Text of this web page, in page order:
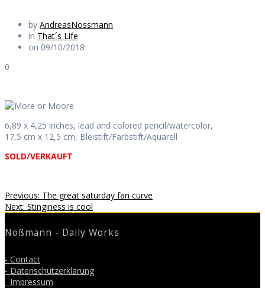
by AndreasNossmann
in That´s Life
on 09/10/2018
0
6,89 x 4,25 inches, lead and colored pencil/watercolor,
17,5 cm x 12,5 cm, Bleistift/Farbstift/Aquarell
SOLD/VERKAUFT
Beitragsnavigation
Previous: Previous
post:
The great saturday fan curve
Next: Next
Stinginess is cool
Noßmann - Daily Works
- Contact
- Datenschutzerklärung
- Impressum